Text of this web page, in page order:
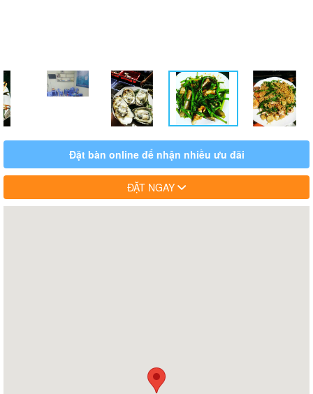
Đặt bàn online để nhận nhiều ưu đãi
ĐẶT NGAY